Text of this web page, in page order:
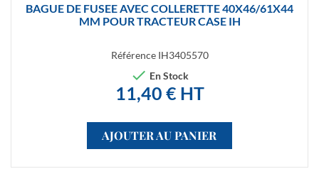
BAGUE DE FUSEE AVEC COLLERETTE 40X46/61X44
MM POUR TRACTEUR CASE IH
Référence IH3405570
 En Stock
11,40 € HT
AJOUTER AU PANIER